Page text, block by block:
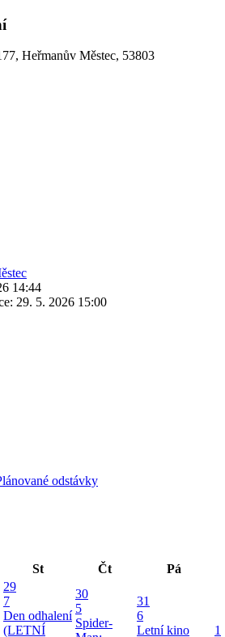
Heřmanův Městec, 53803
14:44
29. 5. 2026 15:00
odstávky
St Čt Pá
29
7
Den odhalení
(LETNÍ
30
5
Spider-
31
6
Letní kino
1